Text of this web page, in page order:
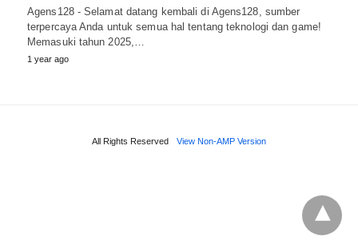
Agens128 - Selamat datang kembali di Agens128, sumber
terpercaya Anda untuk semua hal tentang teknologi dan game!
Memasuki tahun 2025,…
1 year ago
All Rights Reserved View Non-AMP Version